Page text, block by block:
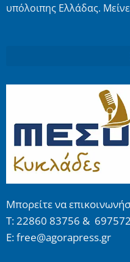
υπόλοιπης Ελλάδας.
Μπορείτε να
Τ: 22860 83756 &
E: free@agorapress.gr